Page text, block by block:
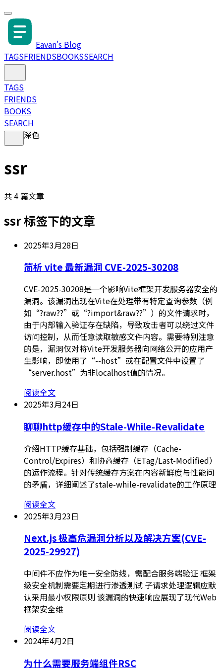
Eavan's Blog
TAGSFRIENDSBOOKSSEARCH
TAGS
FRIENDS
BOOKS
SEARCH
深色
ssr
共4 篇文章
ssr标签下的文章
2025年3月28日
简析 vite 最新漏洞 CVE-2025-30208
CVE-2025-30208是一个影响Vite框架开发服务器安全的
漏洞。该漏洞出现在Vite在处理带有特定查询参数（例
如“?raw??”或“?import&raw??”）的文件请求时，
由于内部输入验证存在缺陷，导致攻击者可以绕过文件
访问控制，从而任意读取敏感文件内容。需要特别注意
的是，漏洞仅对将Vite开发服务器向网络公开的应用产
生影响，即使用了“--host”或在配置文件中设置了
“server.host”为非localhost值的情况。
阅读全文
2025年3月24日
聊聊http缓存中的Stale-While-Revalidate
介绍HTTP缓存基础，包括强制缓存（Cache-
Control/Expires）和协商缓存（ETag/Last-Modified）
的运作流程。针对传统缓存方案在内容新鲜度与性能间
的矛盾，详细阐述了stale-while-revalidate的工作原理
阅读全文
2025年3月23日
Next.js 极高危漏洞分析以及解决方案(CVE-
2025-29927)
中间件不应作为唯一安全防线，需配合服务端验证 框架
级安全机制需要定期进行渗透测试 子请求处理逻辑应默
认采用最小权限原则 该漏洞的快速响应展现了现代Web
框架安全维
阅读全文
2024年4月2日
为什么需要服务端组件RSC